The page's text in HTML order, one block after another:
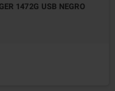
1472G USB NEGRO